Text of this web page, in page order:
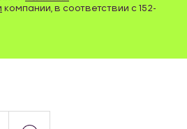
компании, в соответствии с 152-